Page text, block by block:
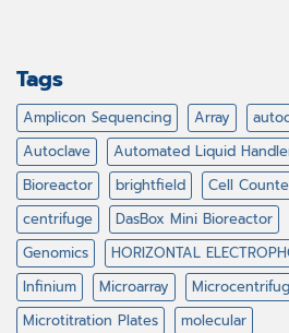
Tags
Amplicon Sequencing Array
Autoclave
Automated Liquid
Bioreactor
brightfield Cell
centrifuge
DasBox Mini Bioreactor
Genomics
HORIZONTAL
Infinium
Microarray
Microtitration Plates
molecular